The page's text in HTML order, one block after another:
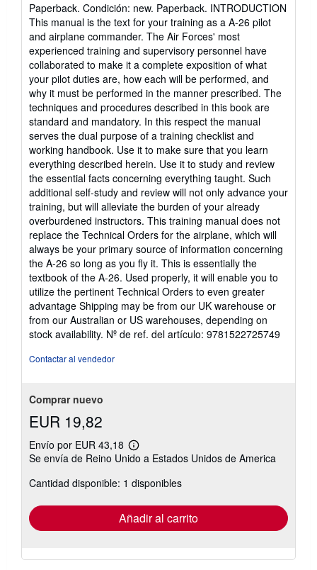
vendedor:
5
de
5
estrellas
Paperback. Condición: new. Paperback. INTRODUCTION
This manual is the text for your training as a A-26 pilot
and airplane commander. The Air Forces' most
experienced training and supervisory personnel have
collaborated to make it a complete exposition of what
your pilot duties are, how each will be performed, and
why it must be performed in the manner prescribed. The
techniques and procedures described in this book are
standard and mandatory. In this respect the manual
serves the dual purpose of a training checklist and
working handbook. Use it to make sure that you learn
everything described herein. Use it to study and review
the essential facts concerning everything taught. Such
additional self-study and review will not only advance your
training, but will alleviate the burden of your already
overburdened instructors. This training manual does not
replace the Technical Orders for the airplane, which will
always be your primary source of information concerning
the A-26 so long as you fly it. This is essentially the
textbook of the A-26. Used properly, it will enable you to
utilize the pertinent Technical Orders to even greater
advantage Shipping may be from our UK warehouse or
from our Australian or US warehouses, depending on
stock availability. Nº de ref. del artículo: 9781522725749
Contactar al vendedor
Comprar nuevo
EUR 19,82
Envío por EUR 43,18
Más
información
las
tarifas
envío
Se envía de Reino Unido a Estados Unidos de America
Cantidad disponible: 1 disponibles
Añadir al carrito